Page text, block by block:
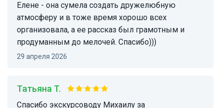
Елене - она сумела создать дружелюбную
атмосферу и в тоже время хорошо всех
организовала, а ее рассказ был грамотным и
продуманным до мелочей. Спасибо)))
29 апреля 2026
Татьяна T.
Спасибо экскурсоводу Михаилу за